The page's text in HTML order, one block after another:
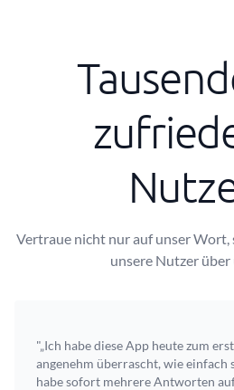
Vertraue nicht nur auf unser Wort,
unsere Nutzer über
"„Ich habe diese App heute zum
angenehm überrascht, wie einfach
habe sofort mehrere Antworten